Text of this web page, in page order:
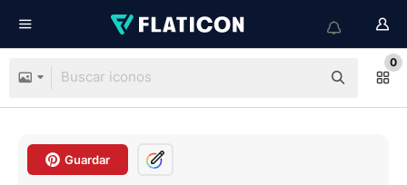
0
Guardar